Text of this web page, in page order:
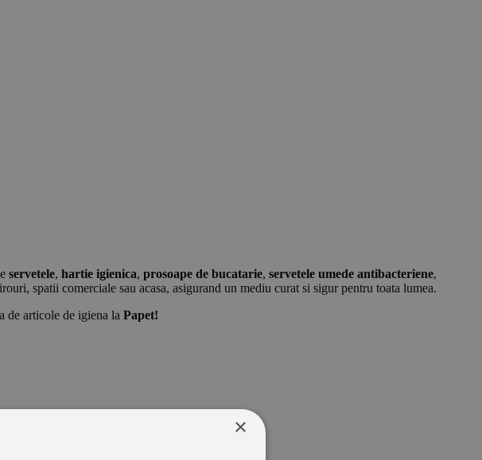
servetele, hartie igienica, prosoape de bucatarie, servetele umede antibacteriene,
spatii comerciale sau acasa, asigurand un mediu curat si sigur pentru toata lumea.
de articole de igiena la Papet!
×